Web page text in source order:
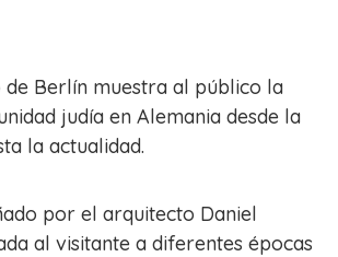
de Berlín muestra al público la
judía en Alemania desde la
la actualidad.
por el arquitecto Daniel
al visitante a diferentes épocas